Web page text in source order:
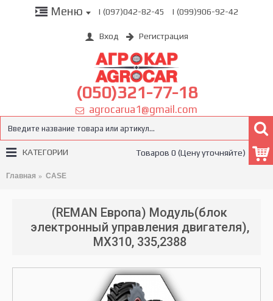
Меню | (097)042-82-45 | (099)906-92-42
Вход Регистрация
(050)321-77-18
agrocarua1@gmail.com
Товаров 0 (Цену уточняйте)
КАТЕГОРИИ
Главная CASE
(REMAN Европа) Модуль(блок
электронный управления двигателя),
MX310, 335,2388